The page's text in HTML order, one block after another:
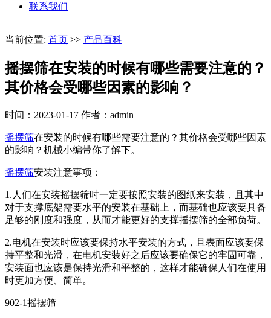
联系我们
当前位置: 首页 >> 产品百科
摇摆筛在安装的时候有哪些需要注意的？
其价格会受哪些因素的影响？
时间：2023-01-17 作者：admin
摇摆筛在安装的时候有哪些需要注意的？其价格会受哪些因素
的影响？机械小编带你了解下。
摇摆筛安装注意事项：
1.人们在安装摇摆筛时一定要按照安装的图纸来安装，且其中
对于支撑底架需要水平的安装在基础上，而基础也应该要具备
足够的刚度和强度，从而才能更好的支撑摇摆筛的全部负荷。
2.电机在安装时应该要保持水平安装的方式，且表面应该要保
持平整和光滑，在电机安装好之后应该要确保它的牢固可靠，
安装面也应该是保持光滑和平整的，这样才能确保人们在使用
时更加方便、简单。
902-1摇摆筛